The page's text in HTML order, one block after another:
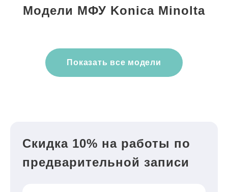
Модели МФУ Konica Minolta
Показать все модели
Скидка 10% на работы по
предварительной записи